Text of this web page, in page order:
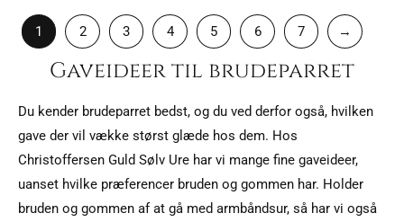
1 2 3 4 5 6 7 →
Gaveideer til brudeparret
Du kender brudeparret bedst, og du ved derfor også, hvilken
gave der vil vække størst glæde hos dem. Hos
Christoffersen Guld Sølv Ure har vi mange fine gaveideer,
uanset hvilke præferencer bruden og gommen har. Holder
bruden og gommen af at gå med armbåndsur, så har vi også